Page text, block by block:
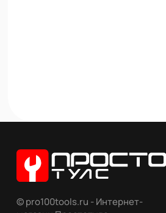
© pro100tools.ru - Интернет-